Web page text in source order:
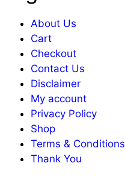
About Us
Cart
Checkout
Contact Us
Disclaimer
My account
Privacy Policy
Shop
Terms & Conditions
Thank You